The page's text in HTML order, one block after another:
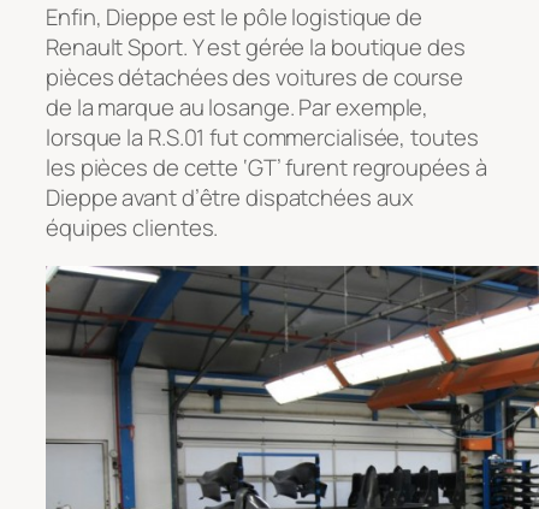
Enfin, Dieppe est le pôle logistique de
Renault Sport. Y est gérée la boutique des
pièces détachées des voitures de course
de la marque au losange. Par exemple,
lorsque la R.S.01 fut commercialisée, toutes
les pièces de cette ‘GT’ furent regroupées à
Dieppe avant d’être dispatchées aux
équipes clientes.